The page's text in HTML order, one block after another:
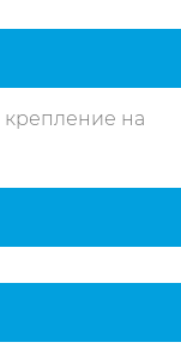
крепление на